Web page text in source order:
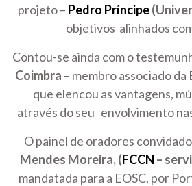
projeto – Pedro Príncipe
objetivos alinhados
Contou-se ainda com o
Coimbra – membro associado
que elencou as vantagens,
através do seu envolvimento
O painel de oradores
Mendes Moreira, (FCCN –
mandatada para a EOSC, por